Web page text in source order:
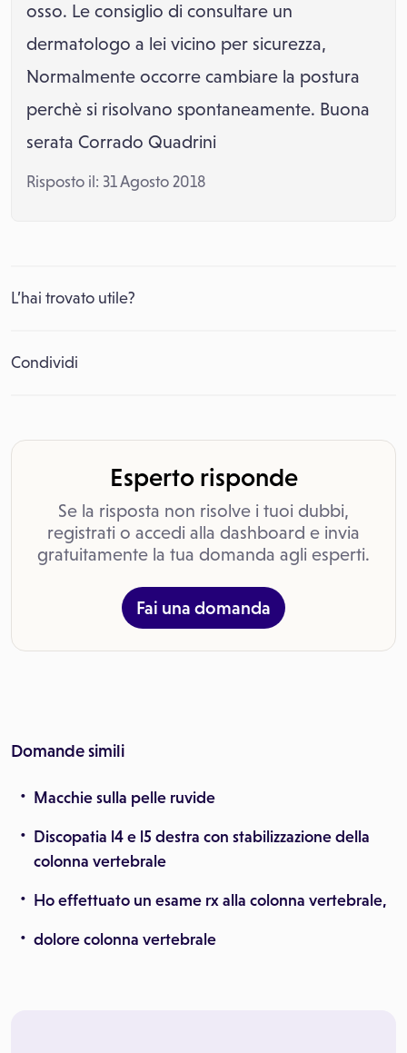
osso. Le consiglio di consultare un
dermatologo a lei vicino per sicurezza,
Normalmente occorre cambiare la postura
perchè si risolvano spontaneamente. Buona
serata Corrado Quadrini
Risposto il: 31 Agosto 2018
L’hai trovato utile?
Condividi
Esperto risponde
Se la risposta non risolve i tuoi dubbi,
registrati o accedi alla dashboard e invia
gratuitamente la tua domanda agli esperti.
Fai una domanda
Domande simili
Macchie sulla pelle ruvide
Discopatia l4 e l5 destra con stabilizzazione della
colonna vertebrale
Ho effettuato un esame rx alla colonna vertebrale,
dolore colonna vertebrale